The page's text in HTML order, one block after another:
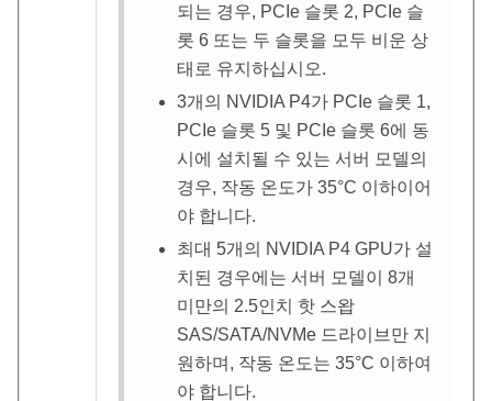
되는 경우, PCIe 슬롯 2, PCIe 슬
롯 6 또는 두 슬롯을 모두 비운 상
태로 유지하십시오.
3개의 NVIDIA P4가 PCIe 슬롯 1,
PCIe 슬롯 5 및 PCIe 슬롯 6에 동
시에 설치될 수 있는 서버 모델의
경우, 작동 온도가 35°C 이하이어
야 합니다.
최대 5개의 NVIDIA P4 GPU가 설
치된 경우에는 서버 모델이 8개
미만의 2.5인치 핫 스왑
SAS/SATA/NVMe 드라이브만 지
원하며, 작동 온도는 35°C 이하여
야 합니다.